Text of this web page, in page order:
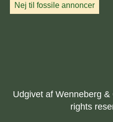
Nej til fossile annoncer
Udgivet af Wenneberg
rights